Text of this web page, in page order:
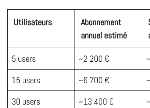
Utilisateurs
Abonnement
annuel estimé
5 users ~2 200 €
15 users
~6 700 €
30 users
~13 400 €